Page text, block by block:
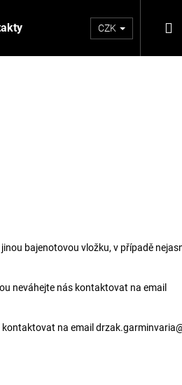
CZK
bajenotovou vložku, v případě
neváhejte nás kontaktovat na email
kontaktovat na email